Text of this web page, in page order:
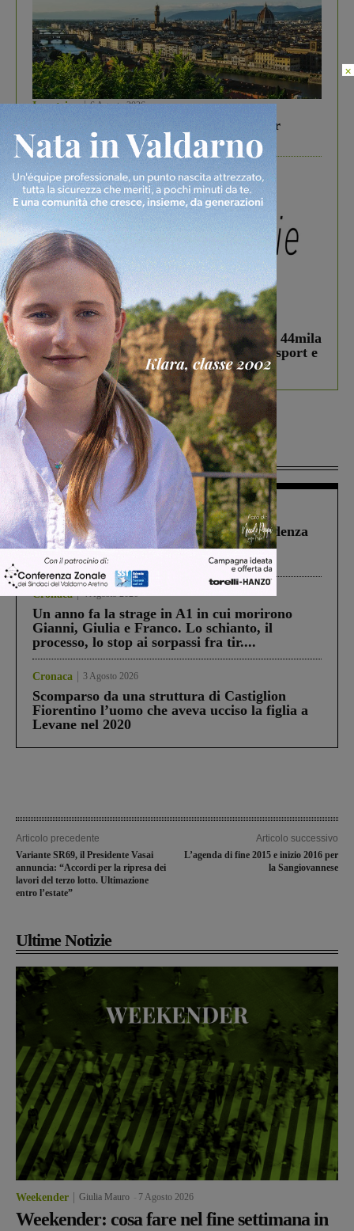
In vetrina 6 Agosto 2026
Gita di famiglia a Firenze: 5 idee per far
divertire i tuoi figli
In vetrina 3 Agosto 2026
Estra Notizie agosto: Smart Cities, oltre 44mila
studenti coinvolti, torna il bando per lo sport e
debutta il podcast Estrair
Più lette
Figline Incisa Valdarno 1 Agosto 2026
Piscina di Figline finanziata oltre la scadenza
Pnrr, il gruppo di Fratelli d’Italia: “Un
ringraziamento al Governo”
Cronaca 4 Agosto 2026
Un anno fa la strage in A1 in cui morirono
Gianni, Giulia e Franco. Lo schianto, il
processo, lo stop ai sorpassi fra tir....
Cronaca 3 Agosto 2026
Scomparso da una struttura di Castiglion
Fiorentino l’uomo che aveva ucciso la figlia a
Levane nel 2020
Articolo precedente
Variante SR69, il Presidente Vasai
annuncia: “Accordi per la ripresa dei
lavori del terzo lotto. Ultimazione
entro l’estate”
Articolo successivo
L’agenda di fine 2015 e inizio 2016 per
la Sangiovannese
Ultime Notizie
Weekender Giulia Mauro 7 Agosto 2026
Weekender: cosa fare nel fine settimana in
×